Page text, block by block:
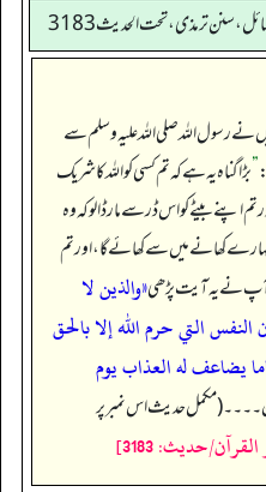
سنن ترمذی، تحت الحديث 3183
نے رسول اللہ صلی اللہ علیہ وسلم سے
”بڑا گناہ یہ ہے کہ تم کسی کو اللہ کا شریک
اپنے بیٹے کو اس ڈر سے مار ڈالو کہ وہ
کھانے میں سے کھائے گا، اور تم
آپ نے یہ آیت پڑھی«والذين لا
النفس التي حرم الله إلا بالحق
يضاعف له العذاب يوم
(مکمل حدیث اس نمبر پر
حدیث: 3183]